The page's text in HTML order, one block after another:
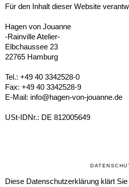
Für den Inhalt dieser Website
Hagen von Jouanne
-Rainville Atelier-
Elbchaussee 23
22765 Hamburg
Tel.: +49 40 3342528-0
Fax: +49 40 3342528-9
E-Mail: info@hagen-von-jouanne.de
USt-IDNr.: DE 812005649
Diese Datenschutzerklärung klärt